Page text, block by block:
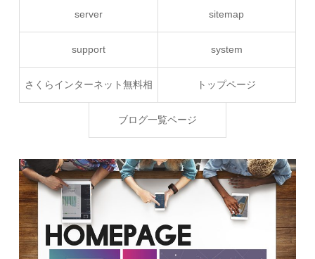
server sitemap
support system
さくらインターネット無料相 トップページ
ブログ一覧ページ